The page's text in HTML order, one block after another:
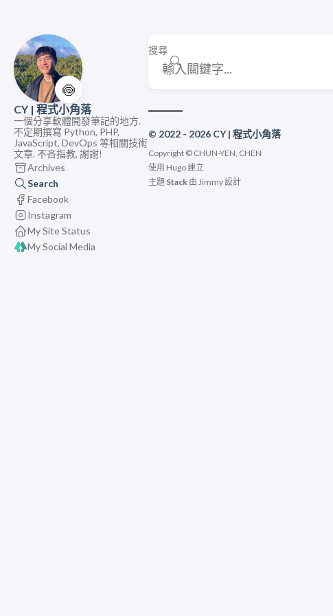
🍥
CY | 程式小角落
一個分享軟體開發筆記的地方.
不定期撰寫 Python, PHP,
JavaScript, DevOps 等相關技術
文章. 不吝指教, 謝謝!
Archives
Search
Facebook
Instagram
My Site Status
My Social Media
搜尋
© 2022 - 2026 CY | 程式小角落
Copyright © CHUN-YEN, CHEN
使用 Hugo建立
主題 Stack由 Jimmy設計